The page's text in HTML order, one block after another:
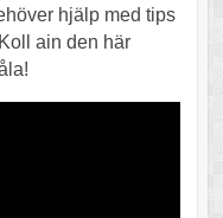
hjälp med tips
ain den här